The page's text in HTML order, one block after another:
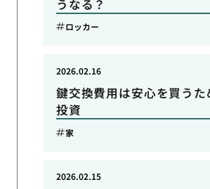
うなる？
ロッカー
鍵交換費用は安心を買うた
投資
2026.02.16
家
2026.02.15